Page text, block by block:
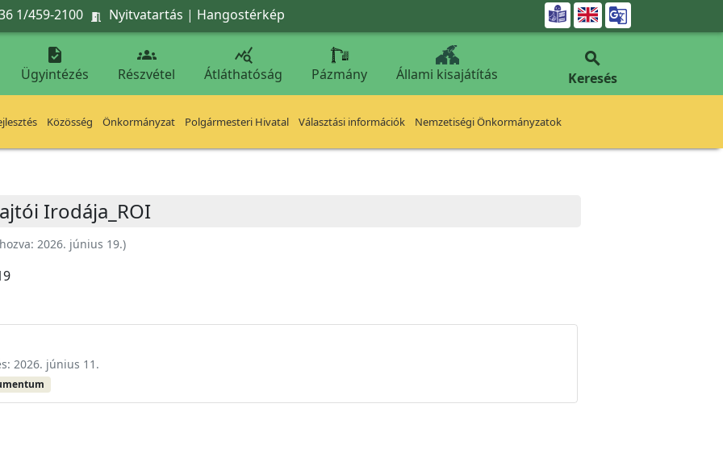
1/459-2100  Nyitvatartás | Hangostérkép 

Ügyintézés

Részvétel

Átláthatóság Pázmány Állami kisajátítás

Keresés
Közösség Önkormányzat Polgármesteri Hivatal Választási információk Nemzetiségi Önkormányzatok
Irodája_ROI
2026. június 19.)
2026. június 11.